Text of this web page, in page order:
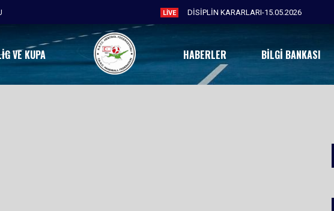
LIVE DİSİPLİN KARARLARI-15.05.2026
VE KUPA HABERLER BILGI BANKASI